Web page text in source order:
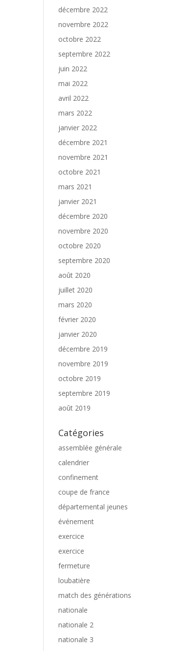
décembre 2022
novembre 2022
octobre 2022
septembre 2022
juin 2022
mai 2022
avril 2022
mars 2022
janvier 2022
décembre 2021
novembre 2021
octobre 2021
mars 2021
janvier 2021
décembre 2020
novembre 2020
octobre 2020
septembre 2020
août 2020
juillet 2020
mars 2020
février 2020
janvier 2020
décembre 2019
novembre 2019
octobre 2019
septembre 2019
août 2019
Catégories
assemblée générale
calendrier
confinement
coupe de france
départemental jeunes
événement
exercice
exercice
fermeture
loubatière
match des générations
nationale
nationale 2
nationale 3